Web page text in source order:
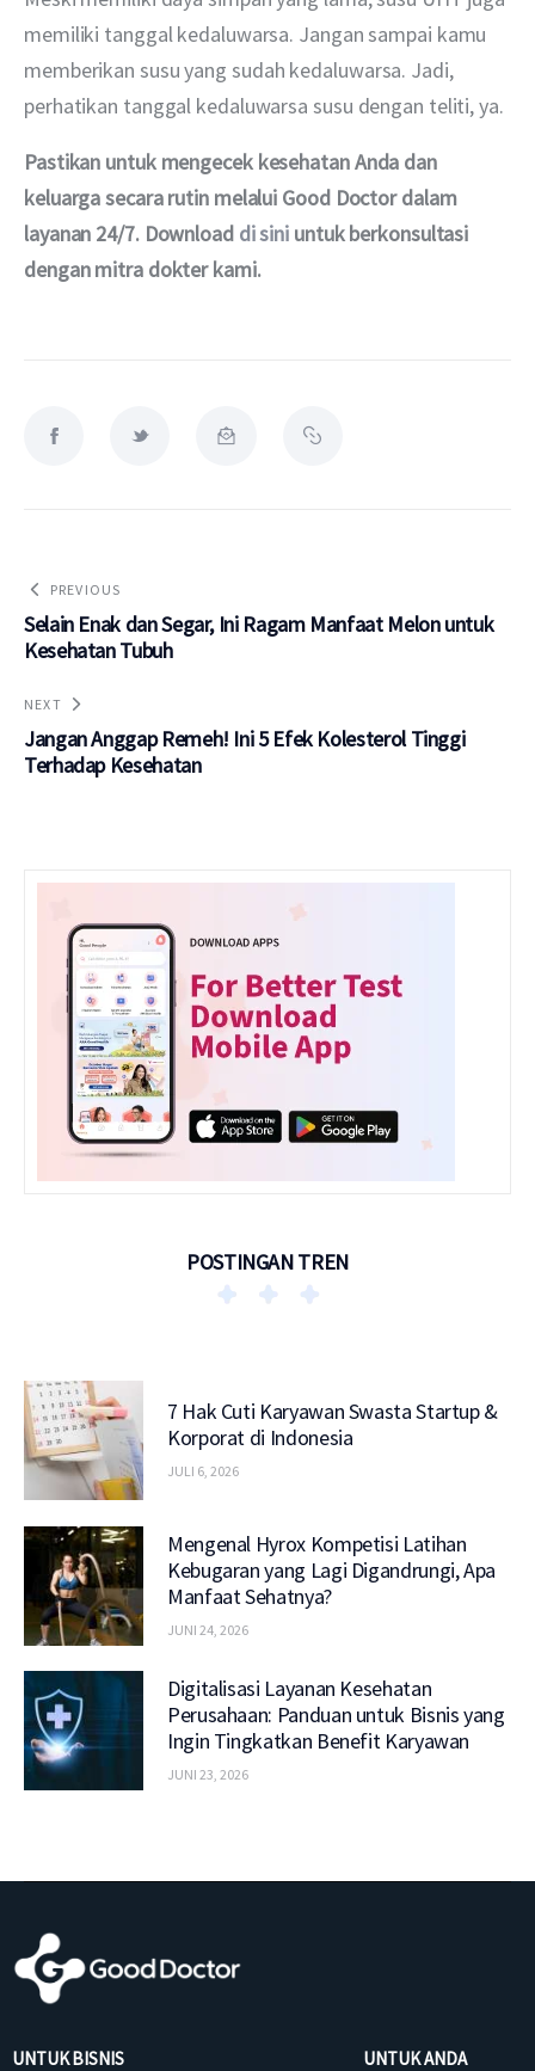
memiliki tanggal kedaluwarsa. Jangan sampai kamu
memberikan susu yang sudah kedaluwarsa. Jadi,
perhatikan tanggal kedaluwarsa susu dengan teliti, ya.
Pastikan untuk mengecek kesehatan Anda dan
keluarga secara rutin melalui Good Doctor dalam
layanan 24/7. Download di sini untuk berkonsultasi
dengan mitra dokter kami.
PREVIOUS
Selain Enak dan Segar, Ini Ragam Manfaat Melon untuk
Kesehatan Tubuh
NEXT
Jangan Anggap Remeh! Ini 5 Efek Kolesterol Tinggi
Terhadap Kesehatan
POSTINGAN TREN
7 Hak Cuti Karyawan Swasta Startup &
Korporat di Indonesia
JULI 6, 2026
Mengenal Hyrox Kompetisi Latihan
Kebugaran yang Lagi Digandrungi, Apa
Manfaat Sehatnya?
JUNI 24, 2026
Digitalisasi Layanan Kesehatan
Perusahaan: Panduan untuk Bisnis yang
Ingin Tingkatkan Benefit Karyawan
JUNI 23, 2026
UNTUK BISNIS UNTUK ANDA